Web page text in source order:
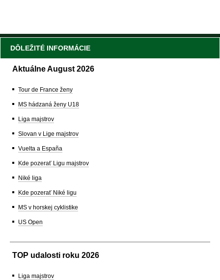
DÔLEŽITÉ INFORMÁCIE
Aktuálne August 2026
Tour de France ženy
MS hádzaná ženy U18
Liga majstrov
Slovan v Lige majstrov
Vuelta a España
Kde pozerať Ligu majstrov
Niké liga
Kde pozerať Niké ligu
MS v horskej cyklistike
US Open
TOP udalosti roku 2026
Liga majstrov